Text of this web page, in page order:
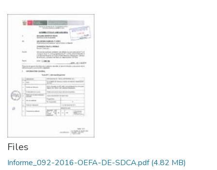
Files
Informe_092-2016-OEFA-DE-SDCA.pdf(4.82 MB)